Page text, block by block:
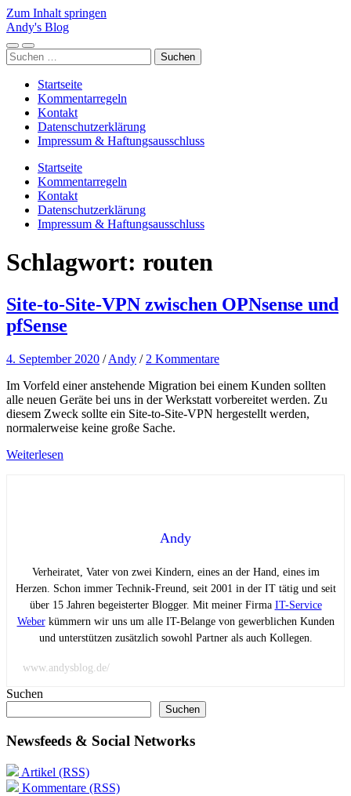
Zum Inhalt springen
Andy's Blog
Mobile-
Menü
Suchfeld
ein-/ausblenden
Suchen
nach:
Startseite
Kommentarregeln
Kontakt
Datenschutzerklärung
Impressum & Haftungsausschluss
Startseite
Kommentarregeln
Kontakt
Datenschutzerklärung
Impressum & Haftungsausschluss
Schlagwort: routen
Site-to-Site-VPN zwischen OPNsense und
pfSense
4. September 2020 /Andy / 2 Kommentare
Im Vorfeld einer anstehende Migration bei einem Kunden sollten
alle neuen Geräte bei uns in der Werkstatt vorbereitet werden. Zu
diesem Zweck sollte ein Site-to-Site-VPN hergestellt werden,
normalerweise keine große Sache.
Weiterlesen
Andy
Verheiratet, Vater von zwei Kindern, eines an der Hand, eines im
Herzen. Schon immer Technik-Freund, seit 2001 in der IT tätig und seit
über 15 Jahren begeisterter Blogger. Mit meiner Firma IT-Service
Weberkümmern wir uns um alle IT-Belange von gewerblichen Kunden
und unterstützen zusätzlich sowohl Partner als auch Kollegen.
www.andysblog.de/
Suchen
Suchen
Newsfeeds & Social Networks
Artikel (RSS)
Kommentare (RSS)